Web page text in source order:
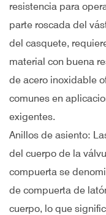
resistencia para
parte roscada del
del casquete,
material con buena
de acero inoxidable
comunes en
exigentes.
Anillos de asiento:
del cuerpo de la
compuerta se
de compuerta de
cuerpo, lo que